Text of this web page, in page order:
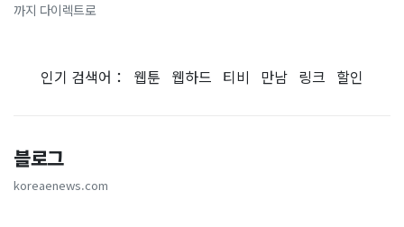
까지 다이렉트로
인기 검색어： 웹툰 웹하드 티비 만남 링크 할인
블로그
koreaenews.com